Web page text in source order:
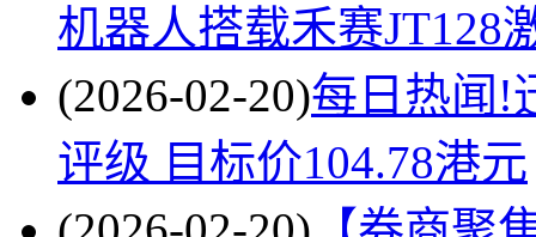
机器人搭载禾赛JT128
(2026-02-20)每日热闻!
评级 目标价104.78港元